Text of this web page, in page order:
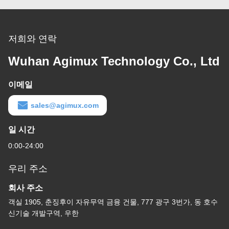
저희와 연락
Wuhan Agimux Technology Co., Ltd
이메일
sales@agimux.com
일 시간
0:00-24:00
우리 주소
회사 주소
객실 1905, 춘징후이 자유무역 금융 건물, 777 광구 3번가, 동 호수
신기술 개발구역, 우한